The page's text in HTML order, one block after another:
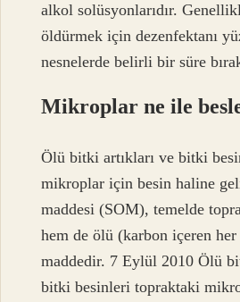
alkol solüsyonlarıdır.
öldürmek için dezenfektanı
nesnelerde belirli bir süre
Mikroplar ne ile
Ölü bitki artıkları ve bitki
mikroplar için besin haline
maddesi (SOM), temelde
hem de ölü (karbon içeren
maddedir. 7 Eylül 2010 Ölü
bitki besinleri topraktaki